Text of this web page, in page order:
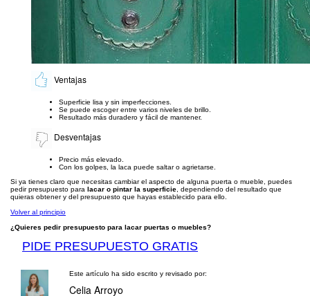
Ventajas
Superficie lisa y sin imperfecciones.
Se puede escoger entre varios niveles de brillo.
Resultado más duradero y fácil de mantener.
Desventajas
Precio más elevado.
Con los golpes, la laca puede saltar o agrietarse.
Si ya tienes claro que necesitas cambiar el aspecto de alguna puerta o mueble, puedes
pedir presupuesto para lacar o pintar la superficie , dependiendo del resultado que
quieras obtener y del presupuesto que hayas establecido para ello.
Volver al principio
¿Quieres pedir presupuesto para lacar puertas o muebles?
PIDE PRESUPUESTO GRATIS
Este artículo ha sido escrito y revisado por:
Celia Arroyo